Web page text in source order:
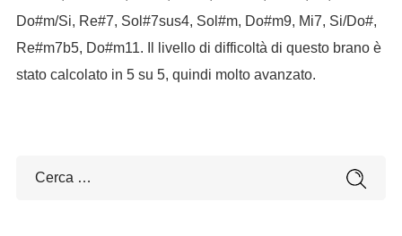
Do#m/Si, Re#7, Sol#7sus4, Sol#m, Do#m9, Mi7, Si/Do#,
Re#m7b5, Do#m11. Il livello di difficoltà di questo brano è
stato calcolato in 5 su 5, quindi molto avanzato.